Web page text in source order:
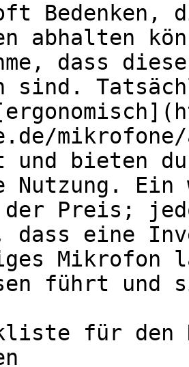
Bedenken,
abhalten
dass
sind.
und bieten
Ein
Preis;
dass eine
führt und
für den